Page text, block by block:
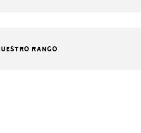
RANGO